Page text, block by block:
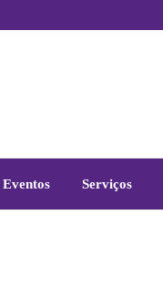
Eventos Serviços